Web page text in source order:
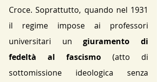
Croce​. Soprattutto, quando nel 1931
il regime impose ai professori
universitari un giuramento di
fedeltà al fascismo (atto di
sottomissione ideologica senza